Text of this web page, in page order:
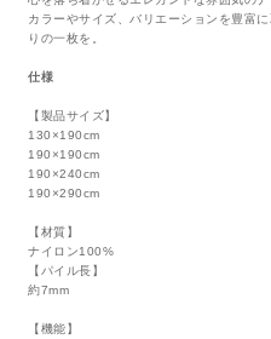
カラーやサイズ、バリエーションを豊富
りの一枚を。
仕様
【製品サイズ】
130×190cm
190×190cm
190×240cm
190×290cm
【材質】
ナイロン100%
【パイル長】
約7mm
【機能】